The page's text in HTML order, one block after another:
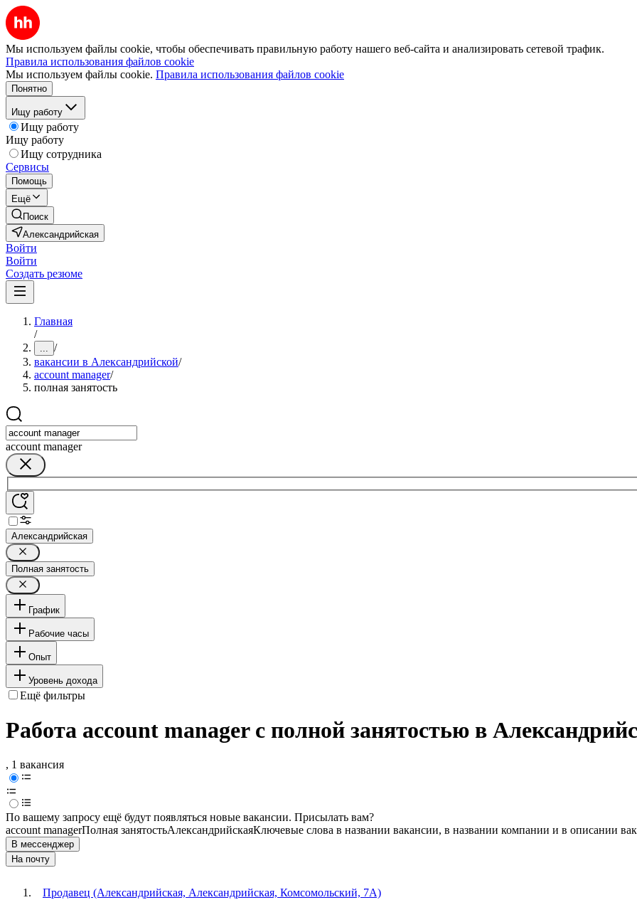
Мы используем файлы cookie, чтобы обеспечивать правильную работу нашего веб-сайта и анализировать сетевой трафик.
Правила использования файлов cookie
Мы используем файлы cookie. Правила использования файлов cookie
Понятно
Ищу работу
Ищу работу
Ищу работу
Ищу сотрудника
Сервисы
Помощь
Ещё
Поиск
Александрийская
Войти
Войти
Создать резюме
Главная
/
... /
вакансии в Александрийской/
account manager/
полная занятость
account manager
Александрийская
Полная занятость
График
Рабочие часы
Опыт
Уровень дохода
Ещё фильтры
Работа account manager с полной занятостью в
, 1 вакансия
По вашему запросу ещё будут появляться новые вакансии. Присылать вам?
account managerПолная занятостьАлександрийскаяКлючевые слова в названии вакансии, в названии компании и в описании
В мессенджер
На почту
Продавец (Александрийская, Александрийская, Комсомольский, 7А)